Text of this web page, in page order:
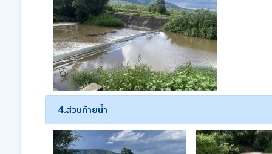
4.ส่วนท้ายน้ำ